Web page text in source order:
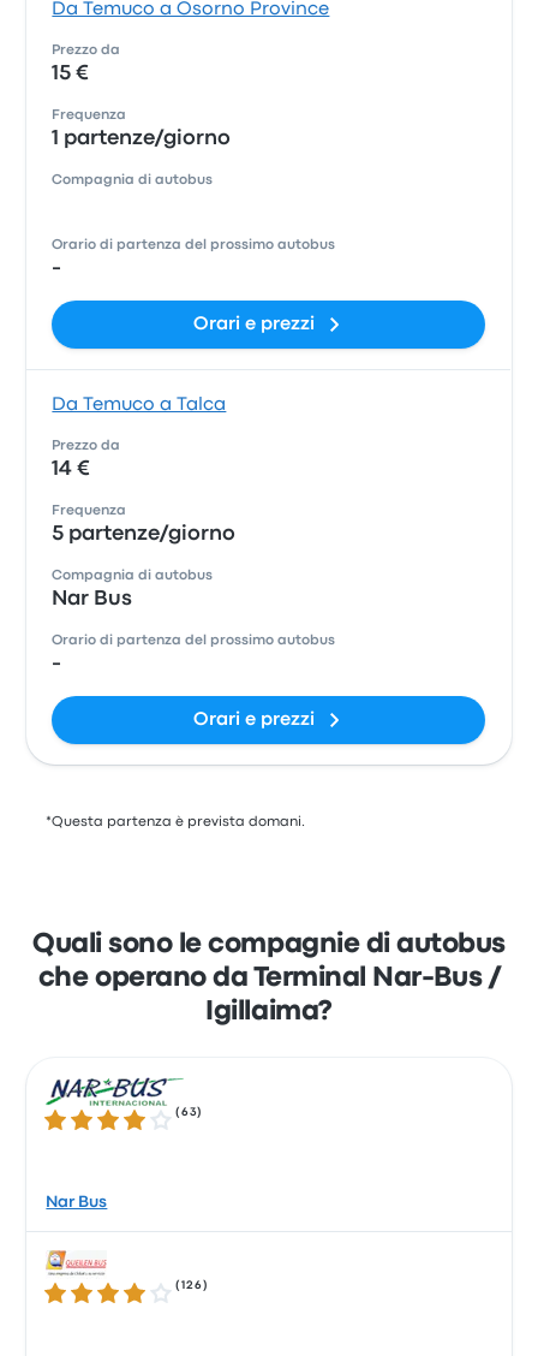
Da Temuco a Osorno Province
Prezzo da
15 €
Frequenza
1 partenze/giorno
Compagnia di autobus
Orario di partenza del prossimo autobus
-
Orari e prezzi
Da Temuco a Talca
Prezzo da
14 €
Frequenza
5 partenze/giorno
Compagnia di autobus
Nar Bus
Orario di partenza del prossimo autobus
-
Orari e prezzi
*Questa partenza è prevista domani.
Quali sono le compagnie di autobus
che operano da Terminal Nar-Bus /
Igillaima?
3.9 su 5 stelle (63)
Nar Bus
4.1 su 5 stelle (126 )